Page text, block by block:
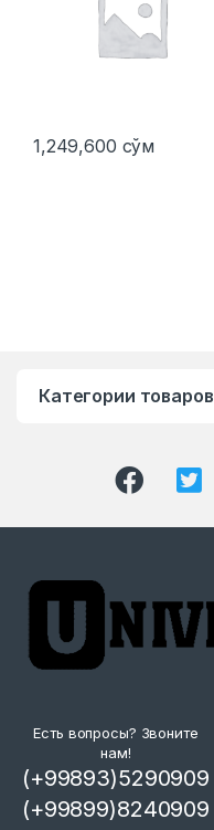
1,249,600 сўм
Категории товаров
Есть вопросы? Звоните
нам!
(+99893)5290909
(+99899)8240909